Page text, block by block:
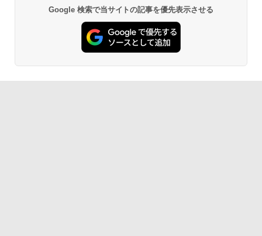
Google 検索で当サイトの記事を優先表示させる